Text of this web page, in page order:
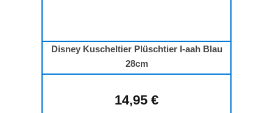
Disney Kuscheltier Plüschtier I-aah Blau
28cm
Regulärer Preis:
14,95 €